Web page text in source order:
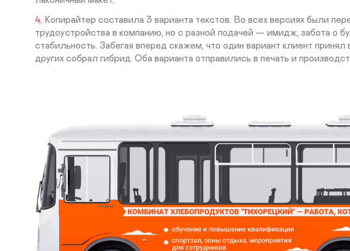
Копирайтер составила 3 варианта текстов. Во всех версиях были
трудоустройства в компанию, но с разной подачей — имидж, забота о
стабильность. Забегая вперед скажем, что один вариант клиент
других собрал гибрид. Оба варианта отправились в печать и